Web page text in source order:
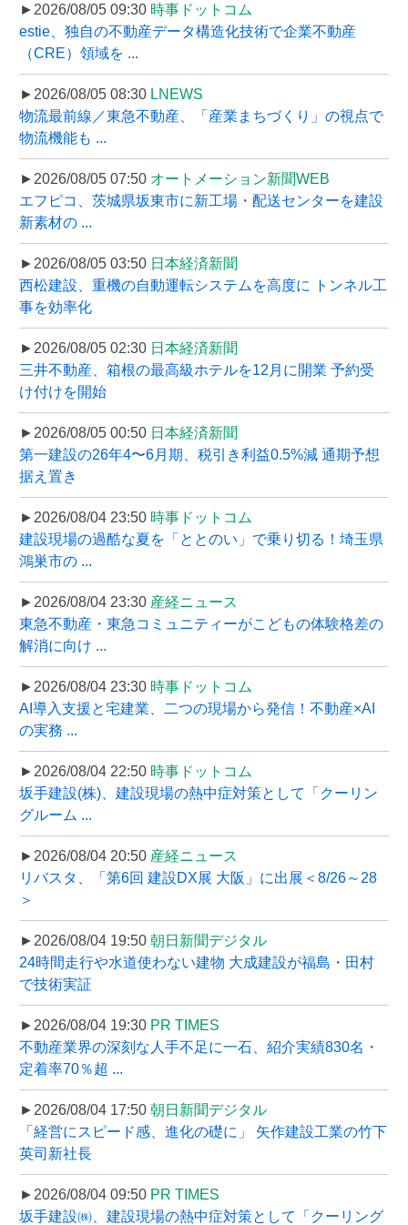
►2026/08/05 09:30 時事ドットコム
estie、独自の不動産データ構造化技術で企業不動産
（CRE）領域を ...
►2026/08/05 08:30 LNEWS
物流最前線／東急不動産、「産業まちづくり」の視点で
物流機能も ...
►2026/08/05 07:50 オートメーション新聞WEB
エフピコ、茨城県坂東市に新工場・配送センターを建設
新素材の ...
►2026/08/05 03:50 日本経済新聞
西松建設、重機の自動運転システムを高度に トンネル工
事を効率化
►2026/08/05 02:30 日本経済新聞
三井不動産、箱根の最高級ホテルを12月に開業 予約受
け付けを開始
►2026/08/05 00:50 日本経済新聞
第一建設の26年4〜6月期、税引き利益0.5%減 通期予想
据え置き
►2026/08/04 23:50 時事ドットコム
建設現場の過酷な夏を「ととのい」で乗り切る！埼玉県
鴻巣市の ...
►2026/08/04 23:30 産経ニュース
東急不動産・東急コミュニティーがこどもの体験格差の
解消に向け ...
►2026/08/04 23:30 時事ドットコム
AI導入支援と宅建業、二つの現場から発信！不動産×AI
の実務 ...
►2026/08/04 22:50 時事ドットコム
坂手建設(株)、建設現場の熱中症対策として「クーリン
グルーム ...
►2026/08/04 20:50 産経ニュース
リバスタ、「第6回 建設DX展 大阪」に出展＜8/26～28
＞
►2026/08/04 19:50 朝日新聞デジタル
24時間走行や水道使わない建物 大成建設が福島・田村
で技術実証
►2026/08/04 19:30 PR TIMES
不動産業界の深刻な人手不足に一石、紹介実績830名・
定着率70％超 ...
►2026/08/04 17:50 朝日新聞デジタル
「経営にスピード感、進化の礎に」 矢作建設工業の竹下
英司新社長
►2026/08/04 09:50 PR TIMES
坂手建設㈱、建設現場の熱中症対策として「クーリング